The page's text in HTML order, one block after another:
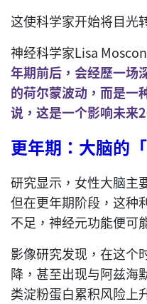
这使科学家开始将目光
神经科学家Lisa
年期前后，会经歷一场
的荷尔蒙波动，而是一
说，这是一个影响未来
更年期：大脑的
研究显示，女性大脑主
但在更年期阶段，这种
不足，神经元功能便可
影像研究发现，在这个
降，甚至出现与阿兹海
类淀粉蛋白累积风险上